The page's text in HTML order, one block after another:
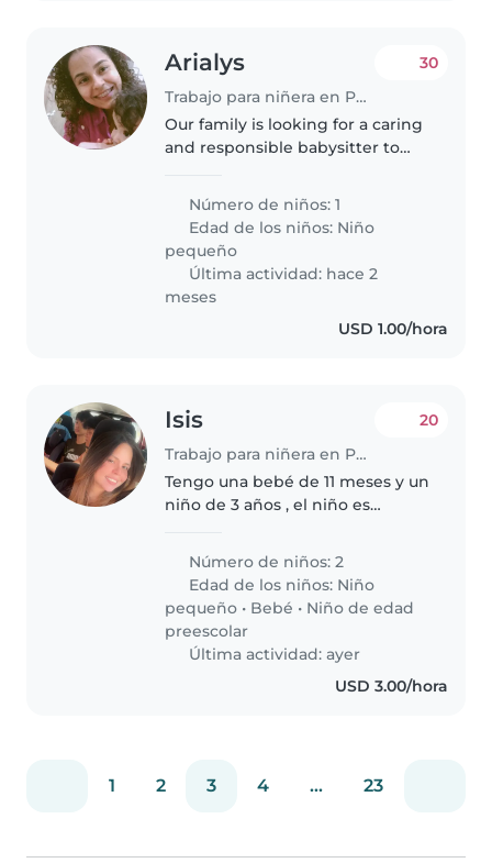
Arialys
Trabajo para niñera en Panamá
30
Our family is looking for a caring
and responsible babysitter to
child. Just 4 hours a day, and in
Panama City, just on the city area
Número de niños: 1
Edad de los niños: Niño
pequeño
Última actividad: hace 2
meses
USD 1.00/hora
Isis
Trabajo para niñera en Panamá
20
Tengo una bebé de 11 meses y un
niño de 3 años , el niño es
niña de 11 meses es inquieta
Número de niños: 2
Edad de los niños: Niño
pequeño • Bebé • Niño de edad
preescolar
Última actividad: ayer
USD 3.00/hora
1 2 3 4 ... 23